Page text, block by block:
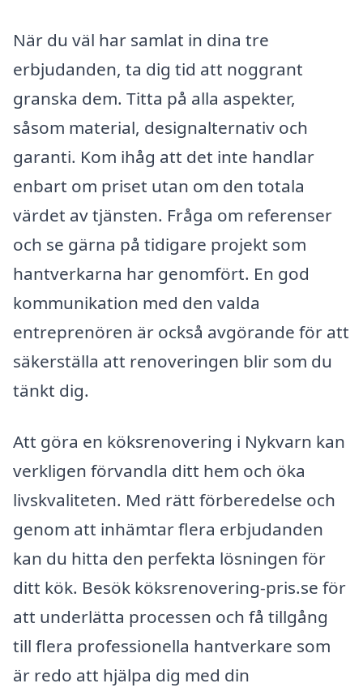
När du väl har samlat in dina tre
erbjudanden, ta dig tid att noggrant
granska dem. Titta på alla aspekter,
såsom material, designalternativ och
garanti. Kom ihåg att det inte handlar
enbart om priset utan om den totala
värdet av tjänsten. Fråga om referenser
och se gärna på tidigare projekt som
hantverkarna har genomfört. En god
kommunikation med den valda
entreprenören är också avgörande för att
säkerställa att renoveringen blir som du
tänkt dig.
Att göra en köksrenovering i Nykvarn kan
verkligen förvandla ditt hem och öka
livskvaliteten. Med rätt förberedelse och
genom att inhämtar flera erbjudanden
kan du hitta den perfekta lösningen för
ditt kök. Besök köksrenovering-pris.se för
att underlätta processen och få tillgång
till flera professionella hantverkare som
är redo att hjälpa dig med din